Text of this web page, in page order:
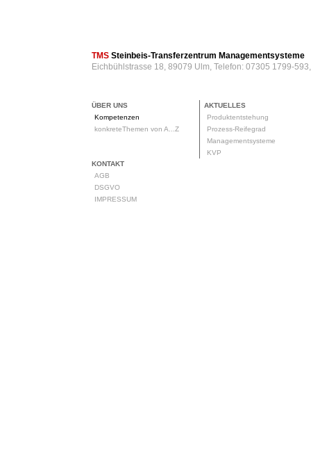
TMS Steinbeis-Transferzentrum Managementsysteme
Eichbühlstrasse 18, 89079 Ulm, Telefon: 07305 1799-
ÜBER UNS
Kompetenzen
konkreteThemen von A...Z
AKTUELLES
Produktentstehung
Prozess-Reifegrad
Managementsysteme
KVP
KONTAKT
AGB
DSGVO
IMPRESSUM